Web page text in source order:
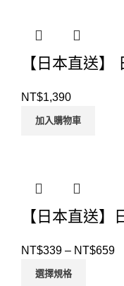
【日本直送
NT$1,390
加入購物車
【日本直送
NT$339 – NT$659
選擇規格